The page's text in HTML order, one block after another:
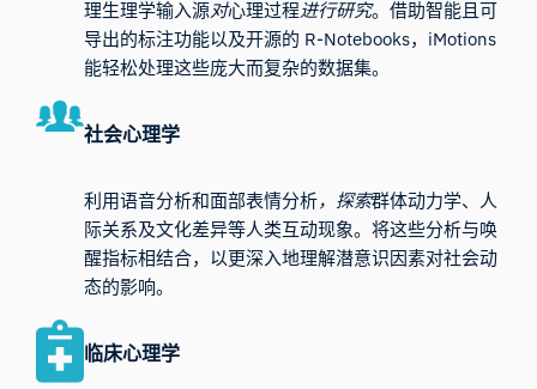
理生理学输入源对心理过程进行研究。借助智能且可
导出的标注功能以及开源的 R-Notebooks，iMotions
能轻松处理这些庞大而复杂的数据集。
社会心理学
利用语音分析和面部表情分析，探索群体动力学、人
际关系及文化差异等人类互动现象。将这些分析与唤
醒指标相结合，以更深入地理解潜意识因素对社会动
态的影响。
临床心理学